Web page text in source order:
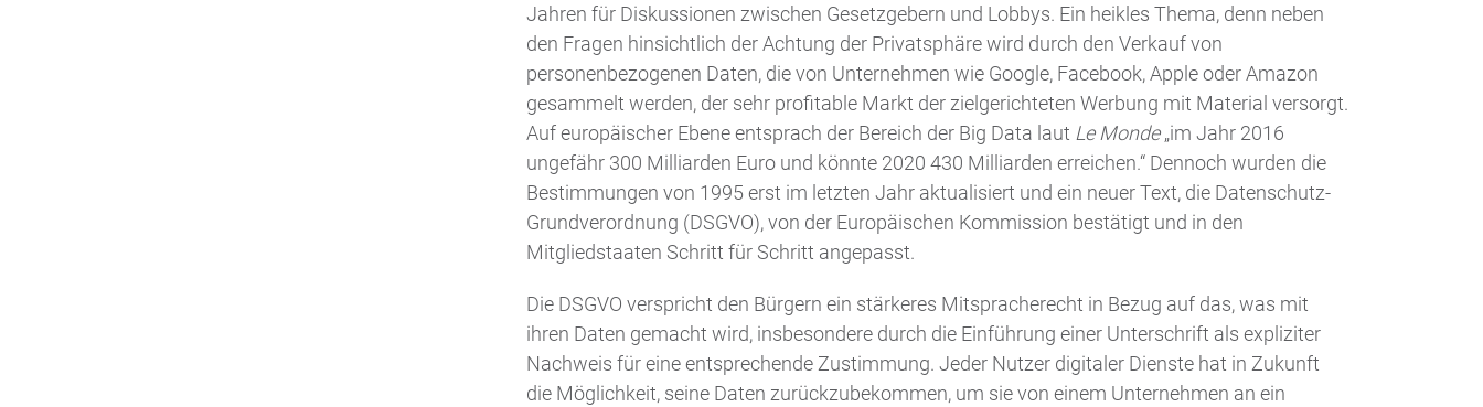
Jahren für Diskussionen zwischen Gesetzgebern und Lobbys. Ein heikles Thema, denn neben
den Fragen hinsichtlich der Achtung der Privatsphäre wird durch den Verkauf von
personenbezogenen Daten, die von Unternehmen wie Google, Facebook, Apple oder Amazon
gesammelt werden, der sehr profitable Markt der zielgerichteten Werbung mit Material versorgt.
Auf europäischer Ebene entsprach der Bereich der Big Data laut Le Monde„im Jahr 2016
ungefähr 300 Milliarden Euro und könnte 2020 430 Milliarden erreichen.“ Dennoch wurden die
Bestimmungen von 1995 erst im letzten Jahr aktualisiert und ein neuer Text, die Datenschutz-
Grundverordnung (DSGVO), von der Europäischen Kommission bestätigt und in den
Mitgliedstaaten Schritt für Schritt angepasst.
Die DSGVO verspricht den Bürgern ein stärkeres Mitspracherecht in Bezug auf das, was mit
ihren Daten gemacht wird, insbesondere durch die Einführung einer Unterschrift als expliziter
Nachweis für eine entsprechende Zustimmung. Jeder Nutzer digitaler Dienste hat in Zukunft
die Möglichkeit, seine Daten zurückzubekommen, um sie von einem Unternehmen an ein